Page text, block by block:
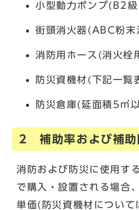
小型動力ポンプ(B2
街頭消火器(ABC粉
消防用ホース(消火栓
防災資機材(下記一覧
防災倉庫(延面積5㎡
2 補助率および補助
消防および防災に使用す
で購入・設置される場合
単価(防災資機材につい